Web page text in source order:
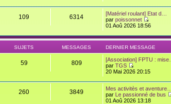
109 6314
[Matériel roulant] Etat d…
parpoissonnet
01 Aoû 2026 18:56
SUJETS MESSAGES DERNIER MESSAGE
59 809
[Association] FPTU :
parTGS
20 Mai 2026 20:15
260 3849
Mes activitès et aventure…
par Le passionné de bus
01 Aoû 2026 13:18